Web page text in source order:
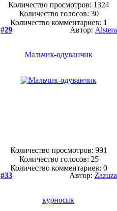
Количество просмотров: 1324
Количество голосов: 30
Количество комментариев: 1
#29
Автор: Alstera
Мальчик-одуванчик
Количество просмотров: 991
Количество голосов: 25
Количество комментариев: 0
#33
Автор: Zazuza
курносик